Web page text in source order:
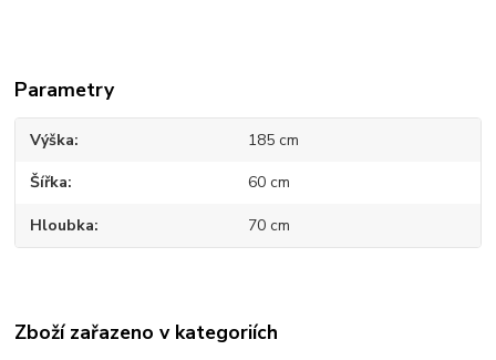
Parametry
Výška 185 cm
Šířka 60 cm
Hloubka 70 cm
Zboží zařazeno v kategoriích